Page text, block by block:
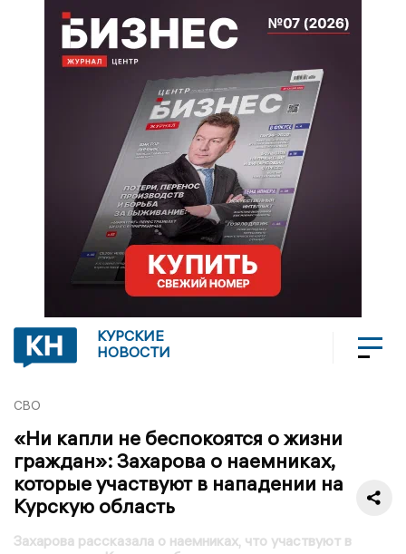
КУРСКИЕ
НОВОСТИ
СВО
«Ни капли не беспокоятся о жизни
граждан»: Захарова о наемниках,
которые участвуют в нападении на
Курскую область
Захарова рассказала о наемниках, что участвуют в